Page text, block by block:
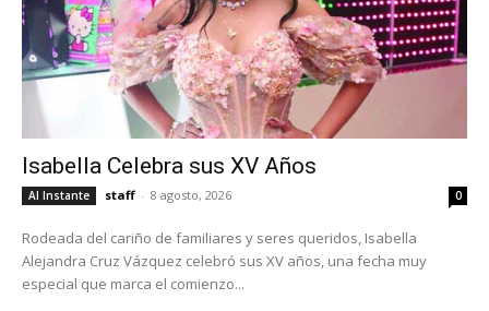
Isabella Celebra sus XV Años
Al Instante staff - 8 agosto, 2026 0
Rodeada del cariño de familiares y seres queridos, Isabella
Alejandra Cruz Vázquez celebró sus XV años, una fecha muy
especial que marca el comienzo...